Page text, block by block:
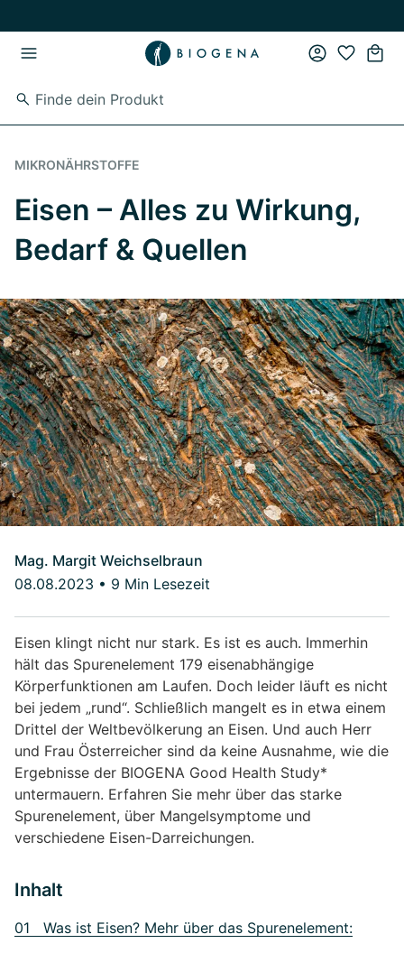
MIKRONÄHRSTOFFE
Eisen – Alles zu Wirkung,
Bedarf & Quellen
Mag. Margit Weichselbraun
08.08.2023 • 9 Min Lesezeit
Eisen klingt nicht nur stark. Es ist es auch. Immerhin
hält das Spurenelement 179 eisenabhängige
Körperfunktionen am Laufen. Doch leider läuft es nicht
bei jedem „rund“. Schließlich mangelt es in etwa einem
Drittel der Weltbevölkerung an Eisen. Und auch Herr
und Frau Österreicher sind da keine Ausnahme, wie die
Ergebnisse der BIOGENA Good Health Study*
untermauern. Erfahren Sie mehr über das starke
Spurenelement, über Mangelsymptome und
verschiedene Eisen-Darreichungen.
Inhalt
01 Was ist Eisen? Mehr über das Spurenelement: